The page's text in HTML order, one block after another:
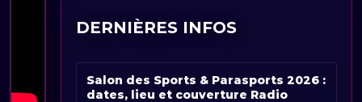
DERNIÈRES INFOS
Salon des Sports & Parasports 2026 :
dates, lieu et couverture Radio